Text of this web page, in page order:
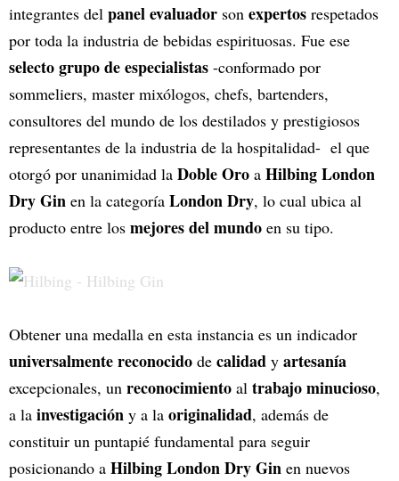
integrantes del panel evaluador son expertos respetados
por toda la industria de bebidas espirituosas. Fue ese
selecto grupo de especialistas -conformado por
sommeliers, master mixólogos, chefs, bartenders,
consultores del mundo de los destilados y prestigiosos
representantes de la industria de la hospitalidad- el que
otorgó por unanimidad la Doble Oro a Hilbing London
Dry Gin en la categoría London Dry, lo cual ubica al
producto entre los mejores del mundo en su tipo.
Obtener una medalla en esta instancia es un indicador
universalmente reconocido de calidad y artesanía
excepcionales, un reconocimiento al trabajo minucioso,
a la investigación y a la originalidad, además de
constituir un puntapié fundamental para seguir
posicionando a Hilbing London Dry Gin en nuevos